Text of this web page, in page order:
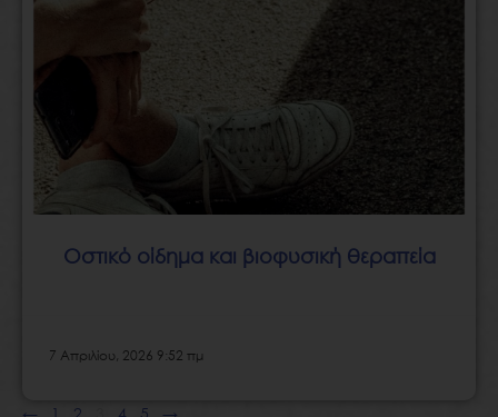
Οστικό οίδημα και βιοφυσική θεραπεία
7 Απριλίου, 2026 9:52 πμ